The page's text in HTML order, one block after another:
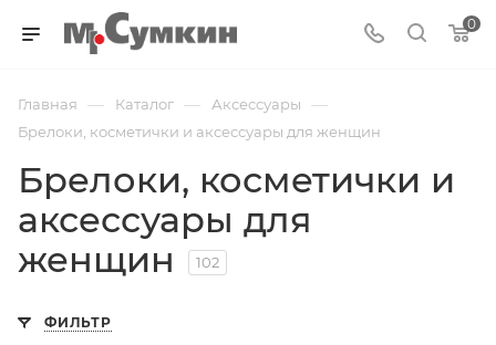
0
Главная — Каталог — Аксессуары —
Брелоки, косметички и аксессуары для женщин
Брелоки, косметички и
аксессуары для
женщин
102
ФИЛЬТР